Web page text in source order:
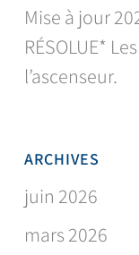
Mise à jour
RÉSOLUE*
l’ascenseur.
ARCHIVES
juin 2026
mars 2026